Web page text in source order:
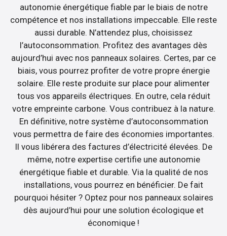
autonomie énergétique fiable par le biais de notre
compétence et nos installations impeccable. Elle reste
aussi durable. N’attendez plus, choisissez
l’autoconsommation. Profitez des avantages dès
aujourd’hui avec nos panneaux solaires. Certes, par ce
biais, vous pourrez profiter de votre propre énergie
solaire. Elle reste produite sur place pour alimenter
tous vos appareils électriques. En outre, cela réduit
votre empreinte carbone. Vous contribuez à la nature.
En définitive, notre système d’autoconsommation
vous permettra de faire des économies importantes.
Il vous libérera des factures d’électricité élevées. De
même, notre expertise certifie une autonomie
énergétique fiable et durable. Via la qualité de nos
installations, vous pourrez en bénéficier. De fait
pourquoi hésiter ? Optez pour nos panneaux solaires
dès aujourd’hui pour une solution écologique et
économique !